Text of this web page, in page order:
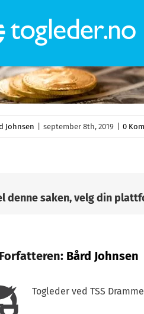
Johnsen september 8th, 2019 0
denne saken, velg din
Bård Johnsen
Togleder ved TSS